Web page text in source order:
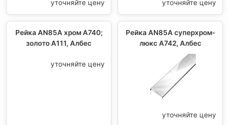
уточняйте цену уточняйте цену
Рейка AN85A хром А740;
золото А111, Албес
уточняйте цену
Рейка AN85A суперхром-
люкс А742, Албес
уточняйте цену